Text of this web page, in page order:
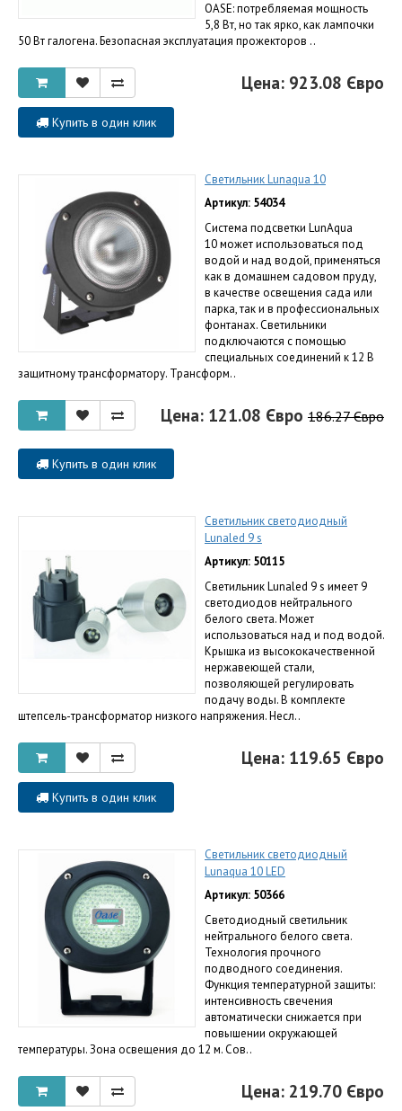
OASE: потребляемая мощность
5,8 Вт, но так ярко, как лампочки
50 Вт галогена. Безопасная эксплуатация прожекторов ..
Цена: 923.08 Євро
Купить в один клик
Светильник Lunaqua 10
Артикул: 54034
Система подсветки LunAqua
10 может использоваться под
водой и над водой, применяться
как в домашнем садовом пруду,
в качестве освещения сада или
парка, так и в профессиональных
фонтанах. Светильники
подключаются с помощью
специальных соединений к 12 В
защитному трансформатору. Трансформ..
Цена: 121.08 Євро 186.27 Євро
Купить в один клик
Светильник светодиодный
Lunaled 9 s
Артикул: 50115
Светильник Lunaled 9 s имеет 9
светодиодов нейтрального
белого света. Может
использоваться над и под водой.
Крышка из высококачественной
нержавеющей стали,
позволяющей регулировать
подачу воды. В комплекте
штепсель-трансформатор низкого напряжения. Несл..
Цена: 119.65 Євро
Купить в один клик
Светильник светодиодный
Lunaqua 10 LED
Артикул: 50366
Светодиодный светильник
нейтрального белого света.
Технология прочного
подводного соединения.
Функция температурной защиты:
интенсивность свечения
автоматически снижается при
повышении окружающей
температуры. Зона освещения до 12 м. Сов..
Цена: 219.70 Євро